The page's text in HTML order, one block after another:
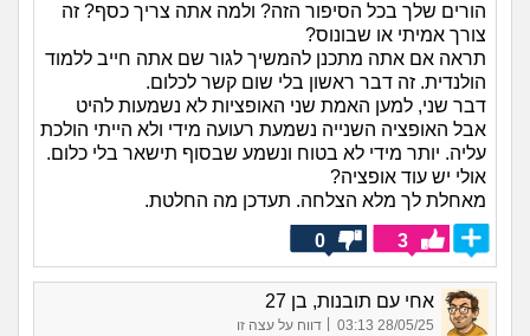
הורים שלך בכל הסיפור הזה? ולמה אתה צריך כסף? זה
צורך אמיתי או שבונוס?
תראה אם אתה מתכנן להמשיך לגור שם אתה חייב ללמוד
הולנדית. זה דבר ראשון בלי שום קשר לכלום.
דבר שני, למען האמת שני האופציות לא נשמעות להיט
אבל האופציה השנייה נשמעת רעועה מידי ולא הייתי הולכת
עליה. יותר מידי לא בטוח ונשמע שבסוף תישאר בלי כלום.
אולי יש עוד אופציה?
מאחלת לך מלא הצלחה. תעדכן מה החלטת.
3
0
אחי עם תובנות, בן 27
28/05/25 03:13
| דווח על עצה זו